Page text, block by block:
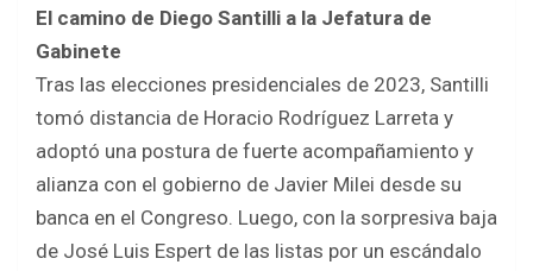
El camino de Diego Santilli a la Jefatura de
Gabinete
Tras las elecciones presidenciales de 2023, Santilli
tomó distancia de Horacio Rodríguez Larreta y
adoptó una postura de fuerte acompañamiento y
alianza con el gobierno de Javier Milei desde su
banca en el Congreso. Luego, con la sorpresiva baja
de José Luis Espert de las listas por un escándalo